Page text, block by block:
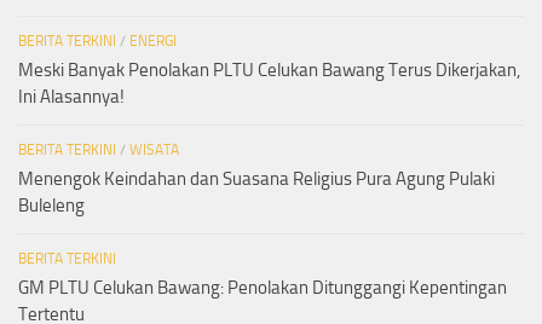
BERITA TERKINI / ENERGI
Meski Banyak Penolakan PLTU Celukan Bawang Terus Dikerjakan,
Ini Alasannya!
BERITA TERKINI / WISATA
Menengok Keindahan dan Suasana Religius Pura Agung Pulaki
Buleleng
BERITA TERKINI
GM PLTU Celukan Bawang: Penolakan Ditunggangi Kepentingan
Tertentu